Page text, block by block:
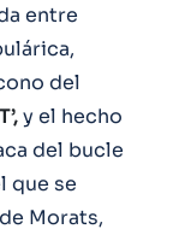
entre
del
y el hecho
del bucle
que se
Morats,